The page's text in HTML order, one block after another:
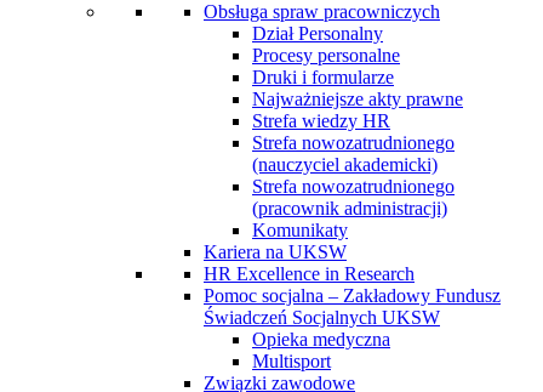
Obsługa spraw pracowniczych
Dział Personalny
Procesy personalne
Druki i formularze
Najważniejsze akty prawne
Strefa wiedzy HR
Strefa nowozatrudnionego
(nauczyciel akademicki)
Strefa nowozatrudnionego
(pracownik administracji)
Komunikaty
Kariera na UKSW
HR Excellence in Research
Pomoc socjalna – Zakładowy Fundusz
Świadczeń Socjalnych UKSW
Opieka medyczna
Multisport
Związki zawodowe